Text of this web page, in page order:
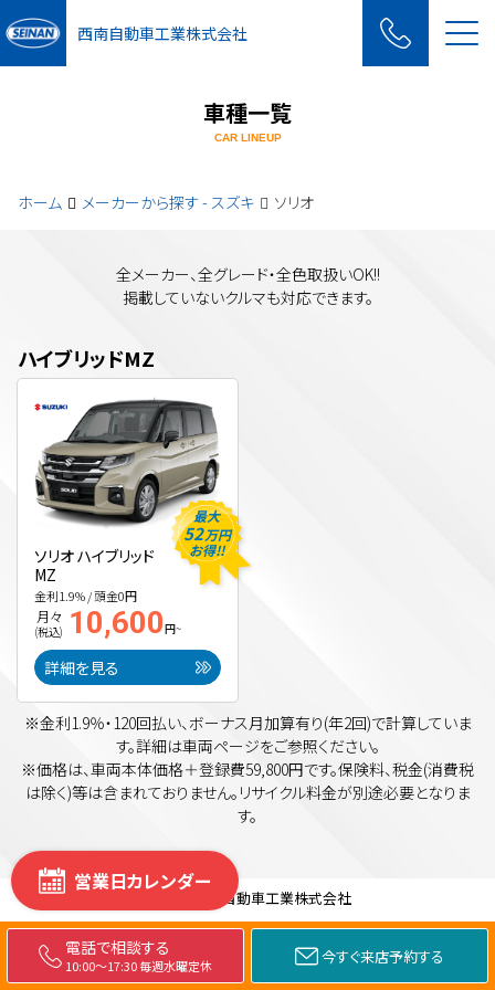
西南自動車工業株式会社
CAR LINEUP
車種一覧
ホーム メーカーから探す - スズキ ソリオ
全メーカー、全グレード・全色取扱いOK!!
掲載していないクルマも対応できます。
ハイブリッドMZ
最大
52万円
お得!!
ソリオ ハイブリッド
MZ
金利1.9% / 頭金0円
月々
(税込) 10,600円~
詳細を見る
※金利1.9％・120回払い、ボーナス月加算有り(年2回)で計算していま
す。詳細は車両ページをご参照ください。
※価格は、車両本体価格＋登録費59,800円です。保険料、税金(消費税
は除く)等は含まれておりません。リサイクル料金が別途必要となりま
す。
西南自動車工業株式会社
電話で相談する
10:00～17:30 毎週水曜定休 今すぐ来店予約する
営業日カレンダー
車